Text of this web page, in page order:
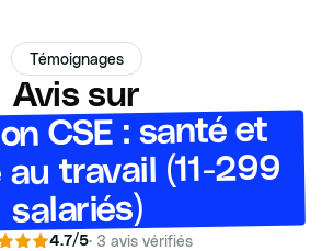
Témoignages
Avis sur
CSE : santé et
travail (11-299
salariés)
4.7/5· 3 avis vérifiés